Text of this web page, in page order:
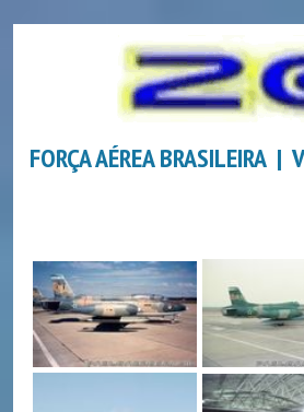
FORÇA AÉREA BRASILEIRA |